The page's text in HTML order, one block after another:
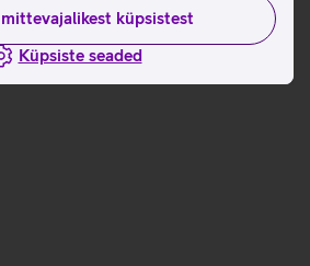
küpsistest
Küpsiste seaded